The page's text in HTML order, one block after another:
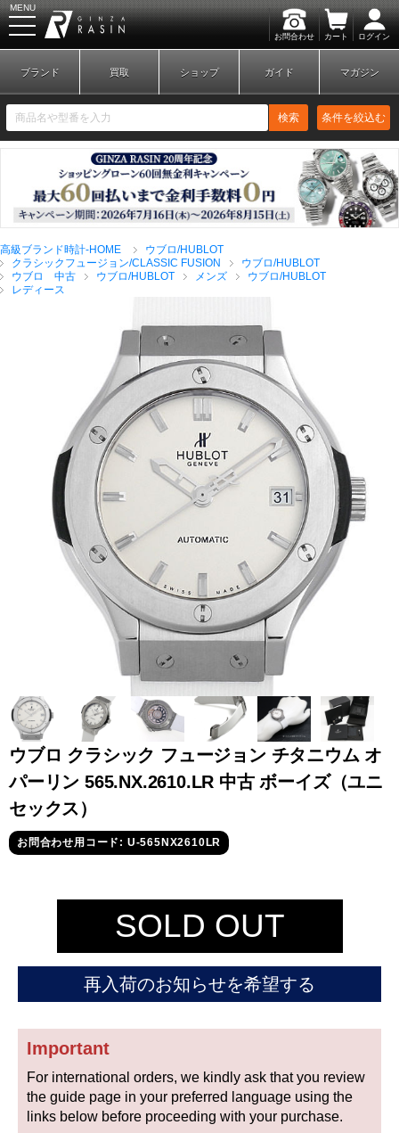
お問合わせ カート ログイン
MENU
新規会員登録 ログイン
ブランドから探す
全てのブランドを見
る
ロレックス
パテック
フィリップ
オーデマピゲ ウブロ カルティエ
グランド
セイコー
オメガ IWC
ヴァシュロン
コンスタンタン
チューダー パネライ
新品 未使用品
ブランド 買取 ショップ ガイド マガジン
検索 条件を絞込む
高級ブランド時計-HOME
ウブロ/HUBLOT
クラシックフュージョン/CLASSIC FUSION
ウブロ/HUBLOT
ウブロ 中古
ウブロ/HUBLOT メンズ
ウブロ/HUBLOT
レディース
ウブロ クラシック フュージョン チタニウム オ
パーリン 565.NX.2610.LR 中古 ボーイズ（ユニ
セックス）
お問合わせ用コード: U-565NX2610LR
SOLD OUT
再入荷のお知らせを希望する
Important
For international orders, we kindly ask that you review
the guide page in your preferred language using the
links below before proceeding with your purchase.